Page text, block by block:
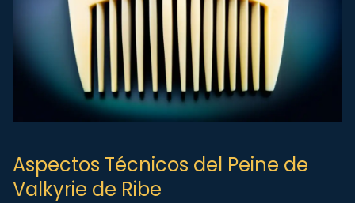
Aspectos Técnicos del Peine de
Valkyrie de Ribe